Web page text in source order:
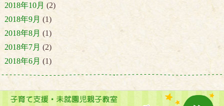
2018年10月 (2)
2018年9月 (1)
2018年8月 (1)
2018年7月 (2)
2018年6月 (1)